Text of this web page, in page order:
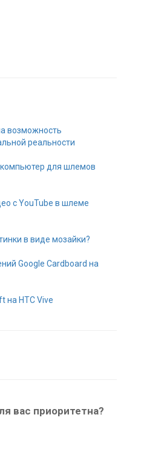
возможность
реальности
для шлемов
с YouTube в шлеме
в виде мозайки?
Google Cardboard на
на HTC Vive
вас приоритетна?